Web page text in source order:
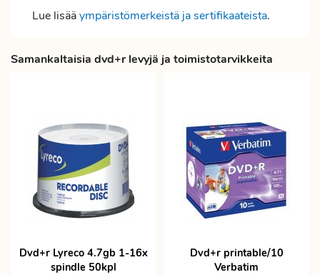
Lue lisääympäristömerkeistä ja sertifikaateista.
Samankaltaisia dvd+r levyjä ja toimistotarvikkeita
Dvd+r Lyreco 4.7gb 1-16x
spindle 50kpl
Dvd+r printable/10
Verbatim